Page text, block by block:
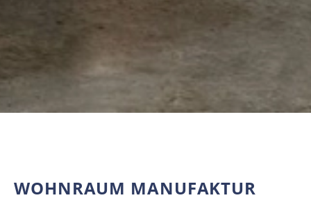
WOHNRAUM MANUFAKTUR